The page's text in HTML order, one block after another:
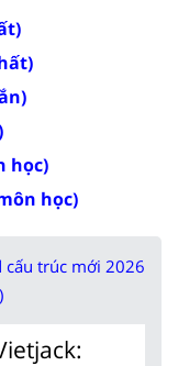
học)
học)
trúc mới 2026